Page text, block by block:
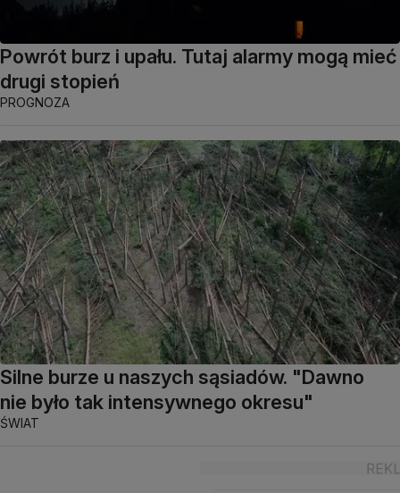
Powrót burz i upału. Tutaj alarmy mogą mieć
drugi stopień
PROGNOZA
Silne burze u naszych sąsiadów. "Dawno
nie było tak intensywnego okresu"
ŚWIAT